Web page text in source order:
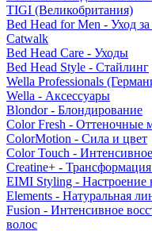
TIGI (Великобритания)
Bed Head for Men - Уход
Catwalk
Bed Head Care - Уходы
Bed Head Style - Стайлинг
Wella Professionals
Wella - Аксессуары
Blondor - Блондирование
Color Fresh - Оттеночные
ColorMotion - Сила и цвет
Color Touch -
Creatine+ -
EIMI Styling - Настроение
Elements - Натуральная
Fusion - Интенсивное
волос